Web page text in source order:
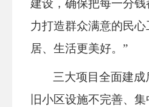
建设，确保把每一分
力打造群众满意的民
居、生活更美好。”
三大项目全面建
旧小区设施不完善、集